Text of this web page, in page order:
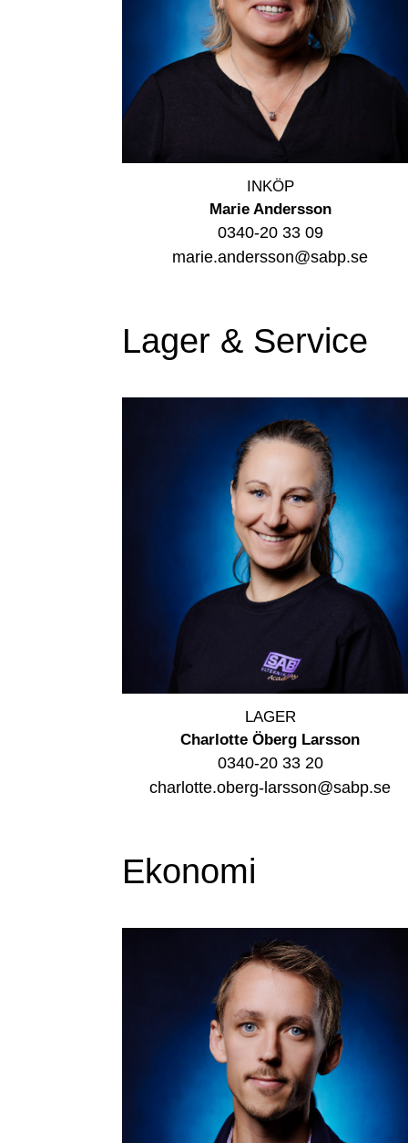
INKÖP
Marie Andersson
0340-20 33 09
marie.andersson@sabp.se
Lager & Service
LAGER
Charlotte Öberg Larsson
0340-20 33 20
charlotte.oberg-larsson@sabp.se
Ekonomi